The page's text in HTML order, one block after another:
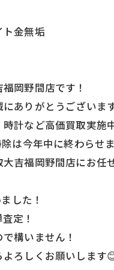
金無垢
岡野間店です！
ありがとうございま
計など高価買取実施
は今年中に終わらせ
吉福岡野間店にお任
した！
定！
構いません！
ろしくお願いします